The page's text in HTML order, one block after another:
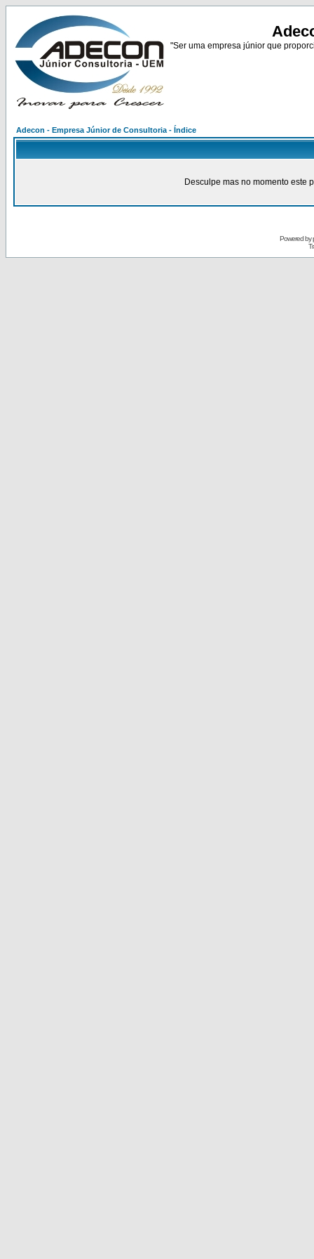
"Ser uma empresa júnior que
Adecon - Empresa Júnior de Consultoria - Índice
Desculpe mas no momento este
Powered by